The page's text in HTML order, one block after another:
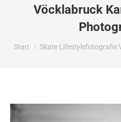
Vöcklabruck
Sie befinden sich hier:
Start Skate Lifestylefotografie